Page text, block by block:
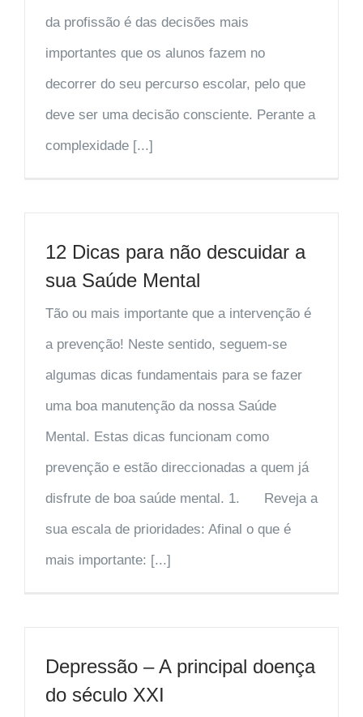
da profissão é das decisões mais
importantes que os alunos fazem no
decorrer do seu percurso escolar, pelo que
deve ser uma decisão consciente. Perante a
complexidade [...]
12 Dicas para não descuidar a
sua Saúde Mental
Tão ou mais importante que a intervenção é
a prevenção! Neste sentido, seguem-se
algumas dicas fundamentais para se fazer
uma boa manutenção da nossa Saúde
Mental. Estas dicas funcionam como
prevenção e estão direccionadas a quem já
disfrute de boa saúde mental. 1. Reveja a
sua escala de prioridades: Afinal o que é
mais importante: [...]
Depressão – A principal doença
do século XXI